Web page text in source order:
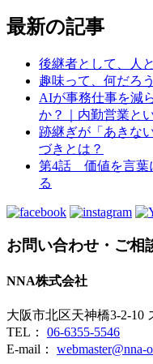
最新の記事
後継者として、人
趣味って、何だろ
AIが事務仕事を減
か？｜内勤営業と
跡継ぎが「あきな
づきとは？
第4話 価値を言葉
る
お問い合わせ・ご相
NNA株式会社
大阪市北区天神橋3-2-10
TEL： 06-6355-5546
E-mail： webmaster@nna-